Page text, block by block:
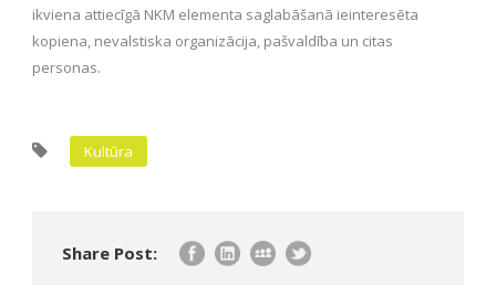
ikviena attiecīgā NKM elementa saglabāšanā ieinteresēta
kopiena, nevalstiska organizācija, pašvaldība un citas
personas.
Kultūra
Share Post: